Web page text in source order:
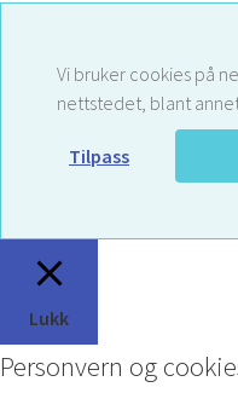
Vi bruker cookies på
nettstedet, blant
Tilpass
Lukk
Personvern og